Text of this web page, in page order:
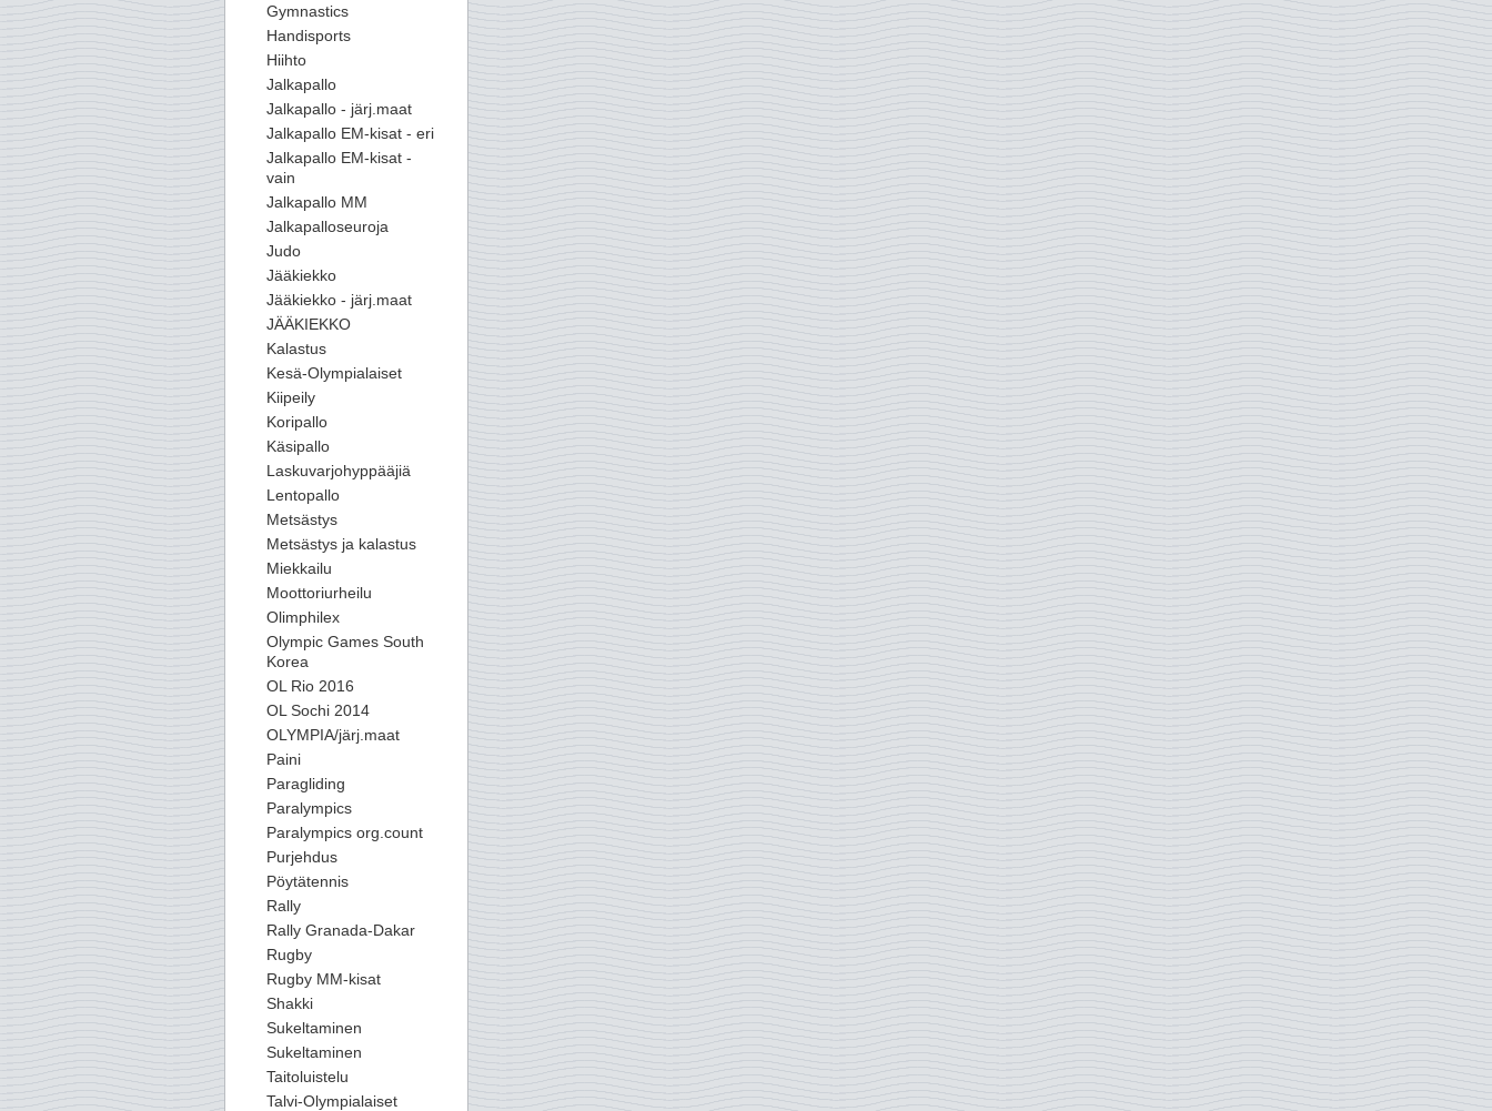
Gymnastics
Handisports
Hiihto
Jalkapallo
Jalkapallo - järj.maat
Jalkapallo EM-kisat - eri
Jalkapallo EM-kisat -
vain
Jalkapallo MM
Jalkapalloseuroja
Judo
Jääkiekko
Jääkiekko - järj.maat
JÄÄKIEKKO
Kalastus
Kesä-Olympialaiset
Kiipeily
Koripallo
Käsipallo
Laskuvarjohyppääjiä
Lentopallo
Metsästys
Metsästys ja kalastus
Miekkailu
Moottoriurheilu
Olimphilex
Olympic Games South
Korea
OL Rio 2016
OL Sochi 2014
OLYMPIA/järj.maat
Paini
Paragliding
Paralympics
Paralympics org.count
Purjehdus
Pöytätennis
Rally
Rally Granada-Dakar
Rugby
Rugby MM-kisat
Shakki
Sukeltaminen
Sukeltaminen
Taitoluistelu
Talvi-Olympialaiset